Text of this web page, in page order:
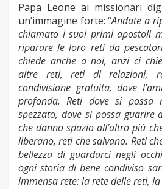
Papa Leone ai missionari
un’immagine forte: “Andate a
chiamato i suoi primi apostoli
riparare le loro reti da
chiede anche a noi, anzi ci
altre reti, reti di relazioni,
condivisione gratuita, dove
profonda. Reti dove si
spezzato, dove si possa
che danno spazio all’altro più
liberano, reti che salvano. Reti
bellezza di guardarci negli
ogni storia di bene condiviso
immensa rete: la rete delle reti,